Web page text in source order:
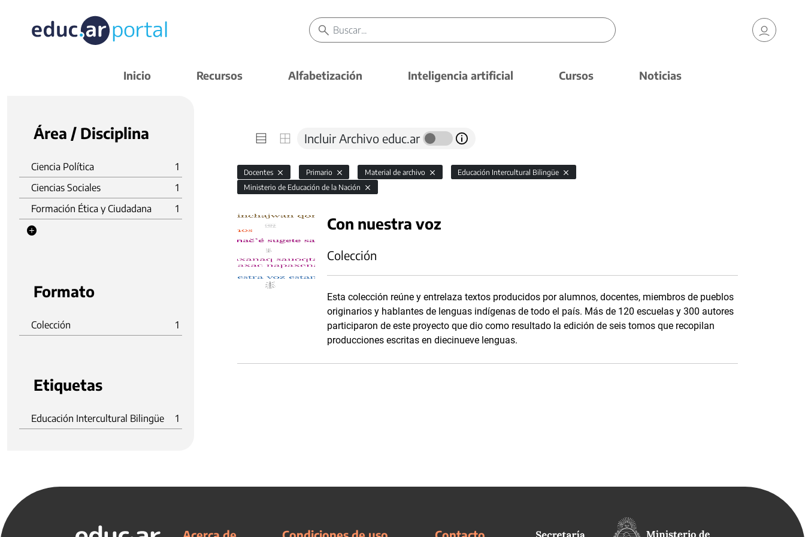
Inicio Recursos Alfabetización Inteligencia artificial Cursos Noticias
Área / Disciplina
Ciencia Política
1
Ciencias Sociales
1
Formación Ética y Ciudadana
1
Formato
Colección 1
Etiquetas
Educación Intercultural Bilingüe 1
Incluir Archivo educ.ar
Docentes Primario Material de archivo
Educación Intercultural Bilingüe
Ministerio de Educación de la Nación
Con nuestra voz
Colección
Esta colección reúne y entrelaza textos producidos por alumnos, docentes, miembros de pueblos
originarios y hablantes de lenguas indígenas de todo el país. Más de 120 escuelas y 300 autores
participaron de este proyecto que dio como resultado la edición de seis tomos que recopilan
producciones escritas en diecinueve lenguas.